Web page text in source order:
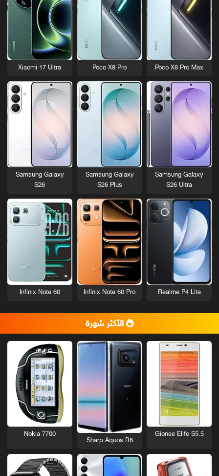
Poco X8 Pro Max
Poco X8 Pro
Xiaomi 17 Ultra
Samsung Galaxy
S26 Ultra
Samsung Galaxy
S26 Plus
Samsung Galaxy
S26
Realme P4 Lite
Infinix Note 60 Pro
Infinix Note 60
الأكثر شهرة
Gionee Elife S5.5
Sharp Aquos R6
Nokia 7700